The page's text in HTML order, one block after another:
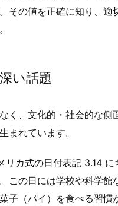
その値を正確に知り、
い話題
く、文化的・社会的な
まれています。
リカ式の日付表記 3.14
この日には学校や科学
子（パイ）を食べる習慣